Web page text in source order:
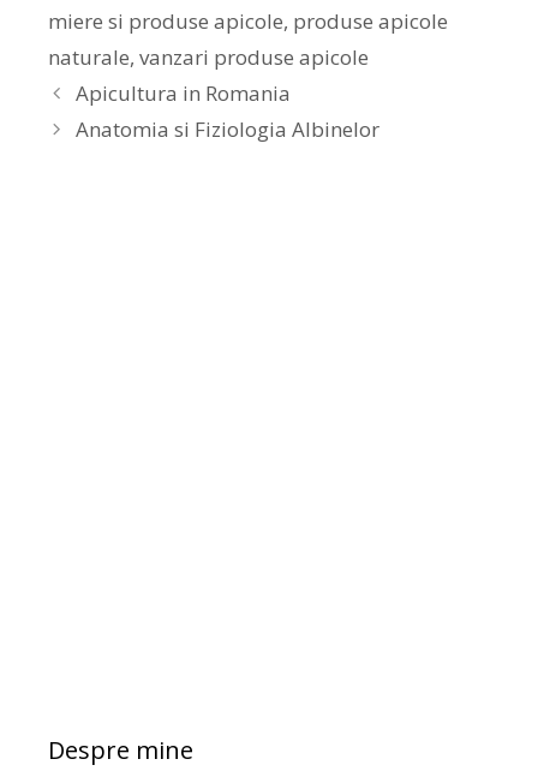
miere si produse apicole, produse apicole
naturale, vanzari produse apicole
Apicultura in Romania
Anatomia si Fiziologia Albinelor
Despre mine